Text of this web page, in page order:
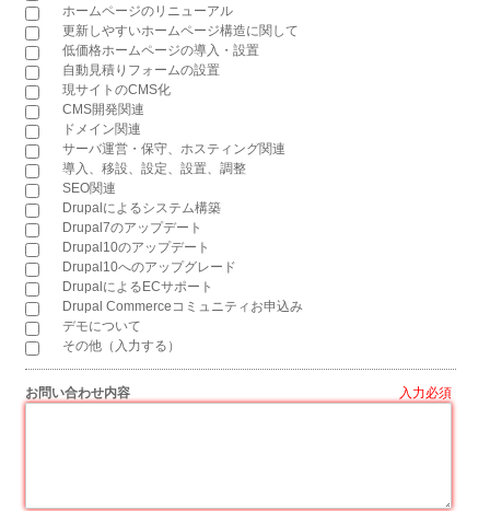
ホームページのリニューアル
更新しやすいホームページ構造に関して
低価格ホームページの導入・設置
自動見積りフォームの設置
現サイトのCMS化
CMS開発関連
ドメイン関連
サーバ運営・保守、ホスティング関連
導入、移設、設定、設置、調整
SEO関連
Drupalによるシステム構築
Drupal7のアップデート
Drupal10のアップデート
Drupal10へのアップグレード
DrupalによるECサポート
Drupal Commerceコミュニティお申込み
デモについて
その他（入力する）
お問い合わせ内容